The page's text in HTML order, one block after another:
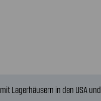
mit Lagerhäusern in den USA und